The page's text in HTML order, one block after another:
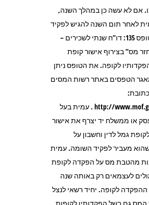
אם לא עשה כן במהלך השנה,
לאחר תום השנה להגיש לפקיד
השומה “טופס 135: דו”ח שנתי לשכירים –
מס” בצירוף אישור קופת
לקופה. את הטופס ניתן
הטפסים באתר רשות המסים
http://www.mof.gov.il/taxes . עמית בעל
או ממשלח יד יצרף את אישור
גמל לדין וחשבון על
שהוא מעביר לפקיד השומה. עמית
מהטבת מס על הפקדה לקופת
לעצמאים רק באותה שנה
לקופה. יחיד רשאי לנצל